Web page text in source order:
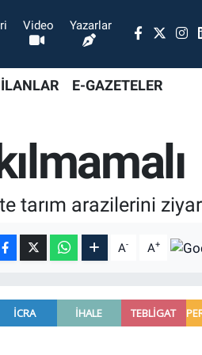
Video Yazarlar
E-GAZETELER
tarım arazilerini
A- A+